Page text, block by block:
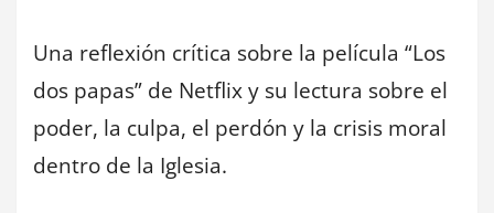
Una reflexión crítica sobre la película “Los
dos papas” de Netflix y su lectura sobre el
poder, la culpa, el perdón y la crisis moral
dentro de la Iglesia.